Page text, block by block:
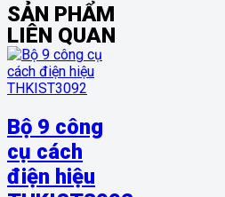
SẢN PHẨM
LIÊN QUAN
Bộ 9 công
cụ cách
điện hiệu